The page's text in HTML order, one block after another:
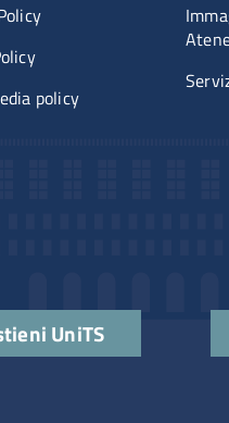
policy
UniTS